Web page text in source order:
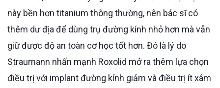
này bền hơn titanium thông thường, nên bác sĩ có
thêm dư địa để dùng trụ đường kính nhỏ hơn mà vẫn
giữ được độ an toàn cơ học tốt hơn. Đó là lý do
Straumann nhấn mạnh Roxolid mở ra thêm lựa chọn
điều trị với implant đường kính giảm và điều trị ít xâm